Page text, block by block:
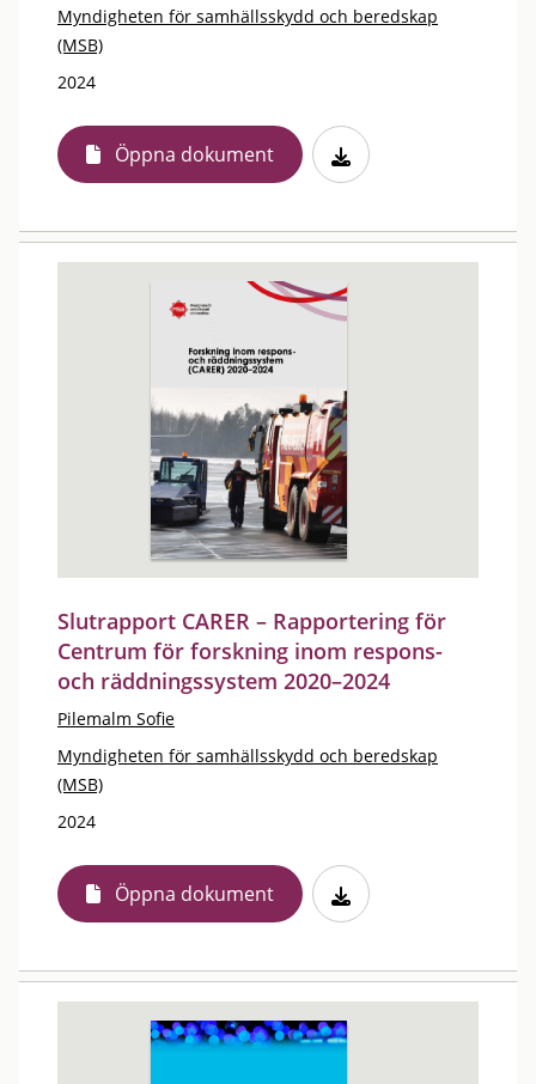
Myndigheten för samhällsskydd och beredskap
(MSB)
2024
Öppna dokument
Slutrapport CARER – Rapportering för
Centrum för forskning inom respons-
och räddningssystem 2020–2024
Pilemalm Sofie
Myndigheten för samhällsskydd och beredskap
(MSB)
2024
Öppna dokument